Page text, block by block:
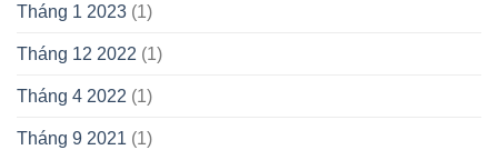
Tháng 1 2023 (1)
Tháng 12 2022 (1)
Tháng 4 2022 (1)
Tháng 9 2021 (1)